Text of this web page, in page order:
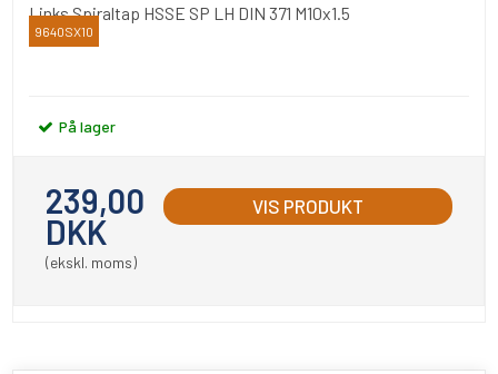
Links Spiraltap HSSE SP LH DIN 371 M10x1.5
YAMAWA
9640SX10
På lager
239,00
DKK
(ekskl. moms)
VIS PRODUKT